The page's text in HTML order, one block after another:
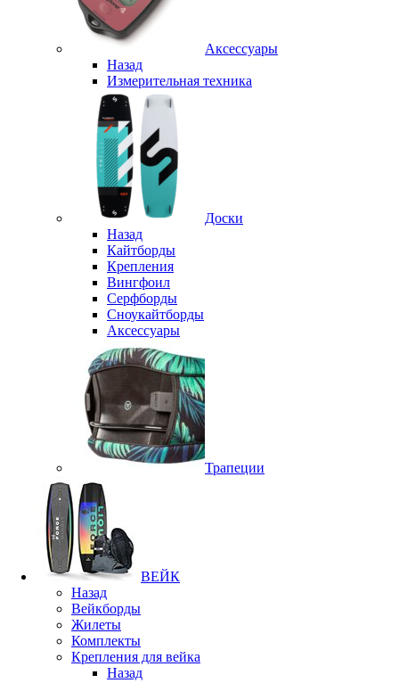
Аксессуары
Назад
Измерительная техника
Доски
Назад
Кайтборды
Крепления
Вингфоил
Серфборды
Сноукайтборды
Аксессуары
Трапеции
ВЕЙК
Назад
Вейкборды
Жилеты
Комплекты
Крепления для вейка
Назад